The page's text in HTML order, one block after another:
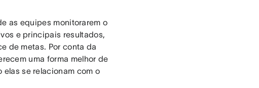
as equipes monitorarem o
e principais resultados,
de metas. Por conta da
uma forma melhor de
se relacionam com o